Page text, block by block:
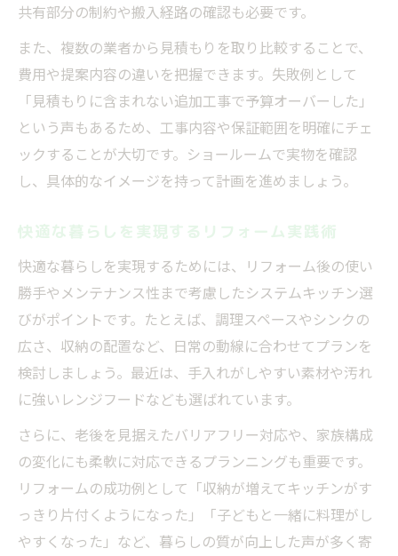
共有部分の制約や搬入経路の確認も必要です。
また、複数の業者から見積もりを取り比較することで、
費用や提案内容の違いを把握できます。失敗例として
「見積もりに含まれない追加工事で予算オーバーした」
という声もあるため、工事内容や保証範囲を明確にチェ
ックすることが大切です。ショールームで実物を確認
し、具体的なイメージを持って計画を進めましょう。
快適な暮らしを実現するリフォーム実践術
快適な暮らしを実現するためには、リフォーム後の使い
勝手やメンテナンス性まで考慮したシステムキッチン選
びがポイントです。たとえば、調理スペースやシンクの
広さ、収納の配置など、日常の動線に合わせてプランを
検討しましょう。最近は、手入れがしやすい素材や汚れ
に強いレンジフードなども選ばれています。
さらに、老後を見据えたバリアフリー対応や、家族構成
の変化にも柔軟に対応できるプランニングも重要です。
リフォームの成功例として「収納が増えてキッチンがす
っきり片付くようになった」「子どもと一緒に料理がし
やすくなった」など、暮らしの質が向上した声が多く寄